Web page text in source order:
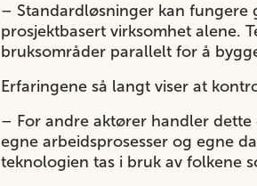
– Standardløsninger kan fungere
prosjektbasert virksomhet alene.
bruksområder parallelt for å
Erfaringene så langt viser at
– For andre aktører handler
egne arbeidsprosesser og egne
teknologien tas i bruk av folkene